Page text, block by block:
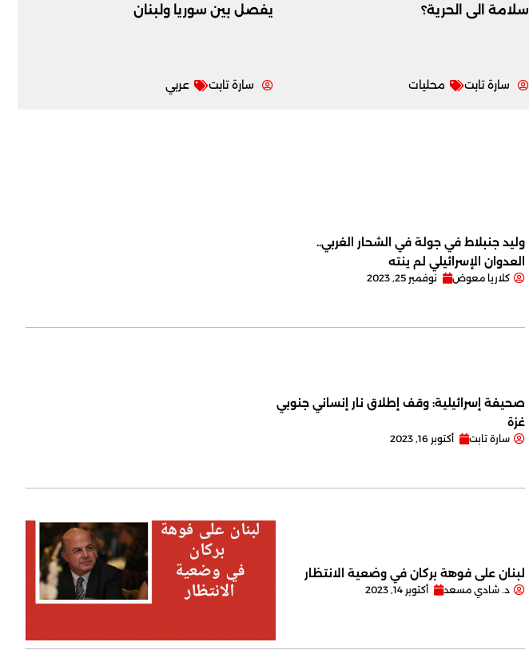
سلامة الى الحرية؟
سارة تابت محليات
يفصل بين سوريا ولبنان
سارة تابت عربي
وليد جنبلاط في جولة في الشحار الغربي..
العدوان الإسرائيلي لم ينته
كلاريا معوض نوفمبر 25, 2023
صحيفة إسرائيلية: وقف إطلاق نار إنساني جنوبي
غزة
سارة تابت أكتوبر 16, 2023
لبنان على فوهة بركان في وضعية الانتظار
د. شادي مسعد أكتوبر 14, 2023